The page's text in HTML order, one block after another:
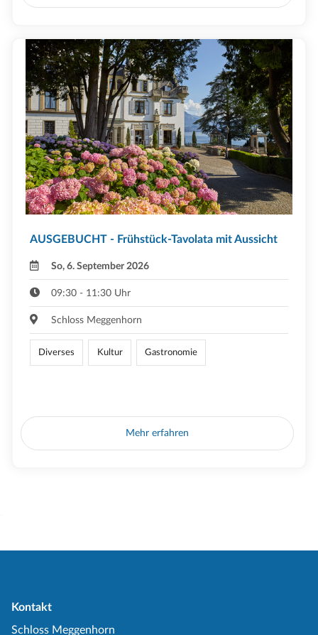
AUSGEBUCHT - Frühstück-Tavolata mit Aussicht
So, 6. September 2026
09:30 - 11:30 Uhr
Schloss Meggenhorn
Diverses Kultur Gastronomie
Mehr erfahren
Kontakt
Schloss Meggenhorn